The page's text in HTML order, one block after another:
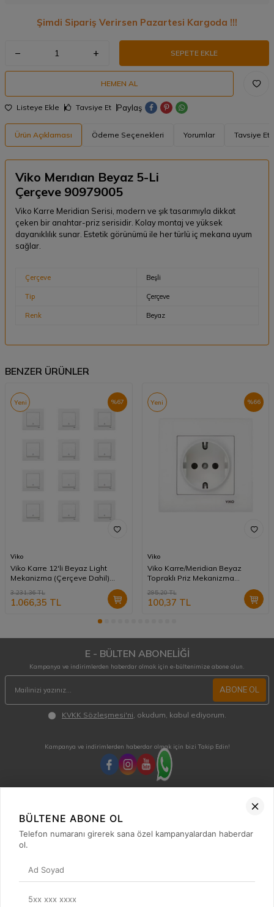
Şimdi Sipariş Verirsen Pazartesi Kargoda !!!
SEPETE EKLE
HEMEN AL
Listeye Ekle Tavsiye Et Paylaş
Ürün Açıklaması Ödeme Seçenekleri Yorumlar Tavsiye Et
Viko Merıdıan Beyaz 5-Li
Çerçeve 90979005
Viko Karre Meridian Serisi, modern ve şık tasarımıyla dikkat
çeken bir anahtar-priz serisidir. Kolay montaj ve yüksek
dayanıklılık sunar. Estetik görünümü ile her türlü iç mekana uyum
sağlar.
Çerçeve Beşli
Tip Çerçeve
Renk Beyaz
BENZER ÜRÜNLER
%67
Yeni
Viko
Viko Karre 12'li Beyaz Light
Mekanizma (Çerçeve Dahil)
3.231,36TL
1.066,35 TL
%66
Yeni
Viko
Viko Karre/Meridian Beyaz
Topraklı Priz Mekanizma
295,20TL
100,37 TL
E - BÜLTEN ABONELİĞİ
Kampanya ve indirimlerden haberdar olmak için e-bültenimize abone olun.
ABONE OL
KVKK Sözleşmesi'ni , okudum, kabul ediyorum.
Kampanya ve indirimlerden haberdar olmak için bizi Takip Edin!
Hafta içi 08:00 - 18:00 / Cumartesi 08:00 - 13:00 arası merak ettiğiniz tüm sorular ve
siparişleriniz için ulaşabilirsiniz.
0850 515 01 10
Hızlı Erişim
Kategoriler
BÜLTENE ABONE OL
Telefon numaranı girerek sana özel kampanyalardan haberdar
ol.